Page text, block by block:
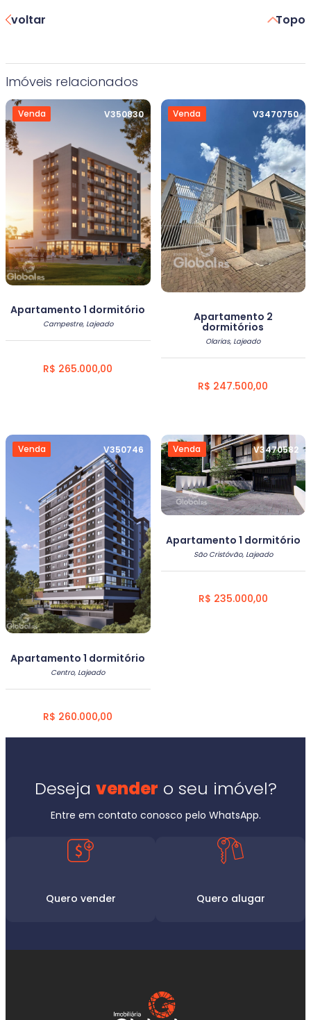
voltar Topo
Imóveis relacionados
Venda V350830
Apartamento 1 dormitório
Campestre, Lajeado
R$ 265.000,00
Venda V3470750
Apartamento 2
dormitórios
Olarias, Lajeado
R$ 247.500,00
Venda V350746
Apartamento 1 dormitório
Centro, Lajeado
R$ 260.000,00
Venda V3470582
Apartamento 1 dormitório
São Cristóvão, Lajeado
R$ 235.000,00
Deseja vender o seu imóvel?
Entre em contato conosco pelo WhatsApp.
Quero vender Quero alugar